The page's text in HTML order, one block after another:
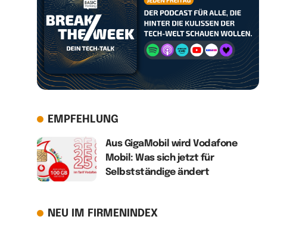
EMPFEHLUNG
Aus GigaMobil wird Vodafone
Mobil: Was sich jetzt für
Selbstständige ändert
NEU IM FIRMENINDEX